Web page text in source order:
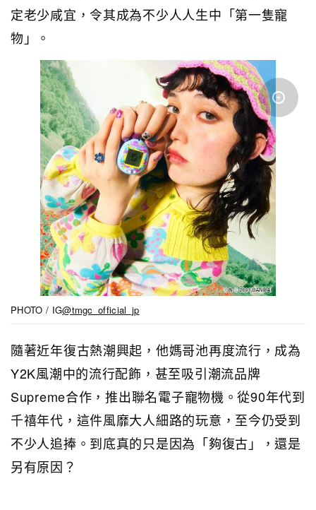
定老少咸宜，令其成為不少人人生中「第一隻寵
物」。
PHOTO / IG@tmgc_official_jp
隨著近年復古熱潮興起，他媽哥池再度流行，成為
Y2K風潮中的流行配飾，甚至吸引潮流品牌
Supreme合作，推出聯名電子寵物機。從90年代到
千禧年代，這件風靡大人細路的玩意，至今仍受到
不少人追捧。到底真的只是因為「夠復古」，還是
另有原因？